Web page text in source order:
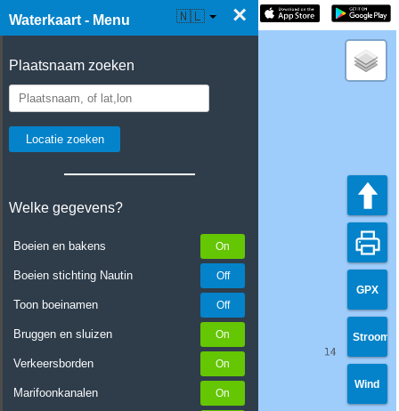
Waterkaart - Menu ×
Plaatsnaam zoeken
Welke gegevens?
Boeien en bakens
Boeien stichting Nautin
Toon boeinamen
Bruggen en sluizen
Verkeersborden
Marifoonkanalen
☰ Waterkaart Live 🇳🇱
GPX
Stroom
Wind